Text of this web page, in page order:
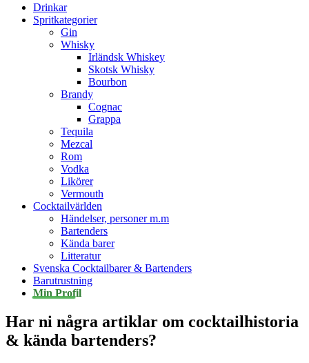
Drinkar
Spritkategorier
Gin
Whisky
Irländsk Whiskey
Skotsk Whisky
Bourbon
Brandy
Cognac
Grappa
Tequila
Mezcal
Rom
Vodka
Likörer
Vermouth
Cocktailvärlden
Händelser, personer m.m
Bartenders
Kända barer
Litteratur
Svenska Cocktailbarer & Bartenders
Barutrustning
Min Profil
Har ni några artiklar om cocktailhistoria
& kända bartenders?